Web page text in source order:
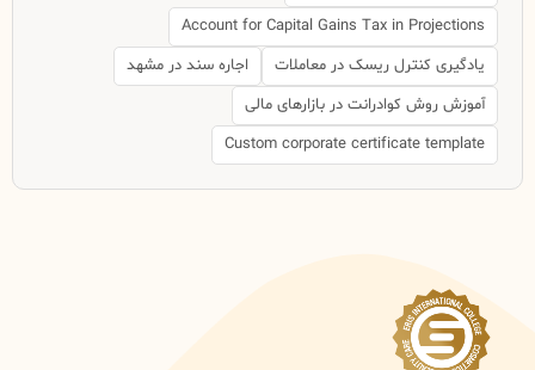
Account for Capital Gains Tax in Projections
یادگیری کنترل ریسک در معاملات
اجاره سند در مشهد
آموزش روش کوادرانت در بازارهای مالی
Custom corporate certificate template